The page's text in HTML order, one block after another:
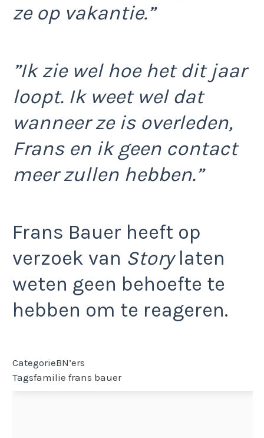
ze op vakantie.”
”Ik zie wel hoe het dit jaar
loopt. Ik weet wel dat
wanneer ze is overleden,
Frans en ik geen contact
meer zullen hebben.”
Frans Bauer heeft op
verzoek van Storylaten
weten geen behoefte te
hebben om te reageren.
CategorieBN’ers
Tagsfamilie frans bauer